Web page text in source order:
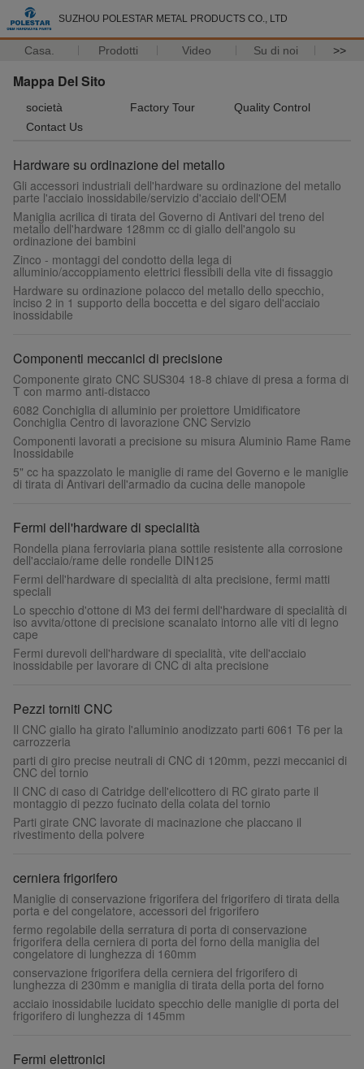
SUZHOU POLESTAR METAL PRODUCTS CO., LTD
Casa. Prodotti Video Su di noi >>
Mappa Del Sito
società Factory Tour
Quality Control
Contact Us
Hardware su ordinazione del metallo
Gli accessori industriali dell'hardware su ordinazione del metallo
parte l'acciaio inossidabile/servizio d'acciaio dell'OEM
Maniglia acrilica di tirata del Governo di Antivari del treno del
metallo dell'hardware 128mm cc di giallo dell'angolo su
ordinazione dei bambini
Zinco - montaggi del condotto della lega di
alluminio/accoppiamento elettrici flessibili della vite di fissaggio
Hardware su ordinazione polacco del metallo dello specchio,
inciso 2 in 1 supporto della boccetta e del sigaro dell'acciaio
inossidabile
Componenti meccanici di precisione
Componente girato CNC SUS304 18-8 chiave di presa a forma di
T con marmo anti-distacco
6082 Conchiglia di alluminio per proiettore Umidificatore
Conchiglia Centro di lavorazione CNC Servizio
Componenti lavorati a precisione su misura Aluminio Rame Rame
Inossidabile
5" cc ha spazzolato le maniglie di rame del Governo e le maniglie
di tirata di Antivari dell'armadio da cucina delle manopole
Fermi dell'hardware di specialità
Rondella piana ferroviaria piana sottile resistente alla corrosione
dell'acciaio/rame delle rondelle DIN125
Fermi dell'hardware di specialità di alta precisione, fermi matti
speciali
Lo specchio d'ottone di M3 dei fermi dell'hardware di specialità di
iso avvita/ottone di precisione scanalato intorno alle viti di legno
cape
Fermi durevoli dell'hardware di specialità, vite dell'acciaio
inossidabile per lavorare di CNC di alta precisione
Pezzi torniti CNC
Il CNC giallo ha girato l'alluminio anodizzato parti 6061 T6 per la
carrozzeria
parti di giro precise neutrali di CNC di 120mm, pezzi meccanici di
CNC del tornio
Il CNC di caso di Catridge dell'elicottero di RC girato parte il
montaggio di pezzo fucinato della colata del tornio
Parti girate CNC lavorate di macinazione che placcano il
rivestimento della polvere
cerniera frigorifero
Maniglie di conservazione frigorifera del frigorifero di tirata della
porta e del congelatore, accessori del frigorifero
fermo regolabile della serratura di porta di conservazione
frigorifera della cerniera di porta del forno della maniglia del
congelatore di lunghezza di 160mm
conservazione frigorifera della cerniera del frigorifero di
lunghezza di 230mm e maniglia di tirata della porta del forno
acciaio inossidabile lucidato specchio delle maniglie di porta del
frigorifero di lunghezza di 145mm
Fermi elettronici